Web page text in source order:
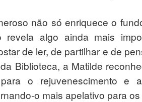
não só enriquece o
revela algo ainda mais
de ler, de partilhar e de
Biblioteca, a Matilde
o rejuvenescimento e
o mais apelativo para